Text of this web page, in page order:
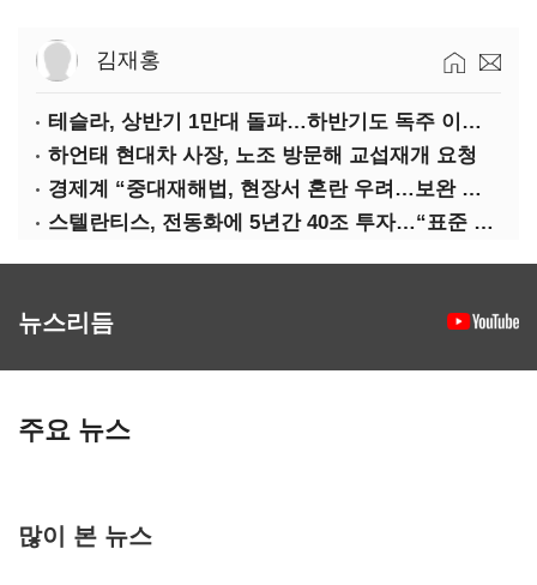
김재홍
테슬라, 상반기 1만대 돌파…하반기도 독주 이어질까
하언태 현대차 사장, 노조 방문해 교섭재개 요청
경제계 “중대재해법, 현장서 혼란 우려…보완 필요”
스텔란티스, 전동화에 5년간 40조 투자…“표준 제시”
뉴스리듬
주요 뉴스
많이 본 뉴스